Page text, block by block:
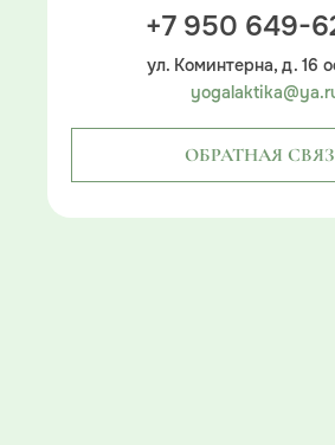
+7 950 649-
ул. Коминтерна, д. 16
ОБРАТНАЯ